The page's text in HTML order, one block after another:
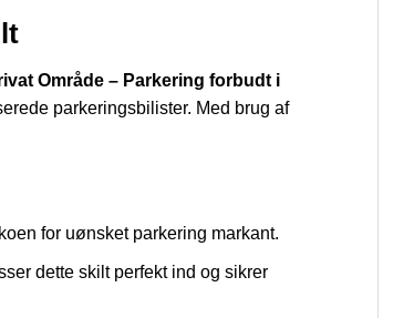
Område – Parkering forbudt i
parkeringsbilister. Med brug af
for uønsket parkering markant.
dette skilt perfekt ind og sikrer